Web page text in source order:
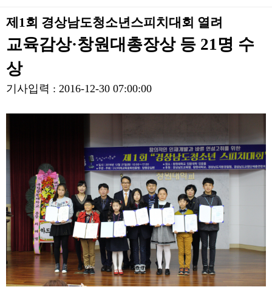
제1회 경상남도청소년스피치대회 열려
교육감상·창원대총장상 등 21명 수
상
기사입력 : 2016-12-30 07:00:00